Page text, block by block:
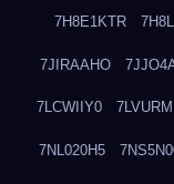
7H8E1KTR
7JIRAAHO
7LCWIIY0
7NL020H5